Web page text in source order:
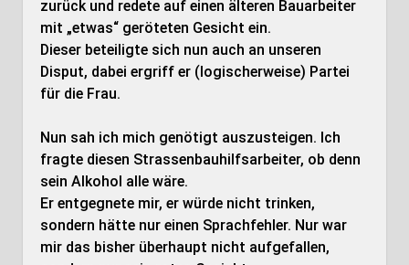
zurück und redete auf einen älteren Bauarbeiter
mit „etwas“ geröteten Gesicht ein.
Dieser beteiligte sich nun auch an unseren
Disput, dabei ergriff er (logischerweise) Partei
für die Frau.
Nun sah ich mich genötigt auszusteigen. Ich
fragte diesen Strassenbauhilfsarbeiter, ob denn
sein Alkohol alle wäre.
Er entgegnete mir, er würde nicht trinken,
sondern hätte nur einen Sprachfehler. Nur war
mir das bisher überhaupt nicht aufgefallen,